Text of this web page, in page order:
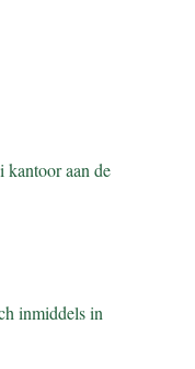
kantoor aan de
inmiddels in